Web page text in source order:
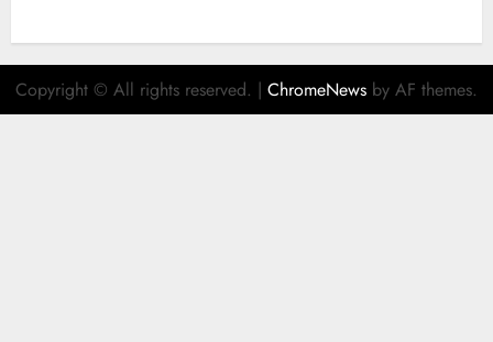
Copyright © All rights reserved. | ChromeNews by AF themes.